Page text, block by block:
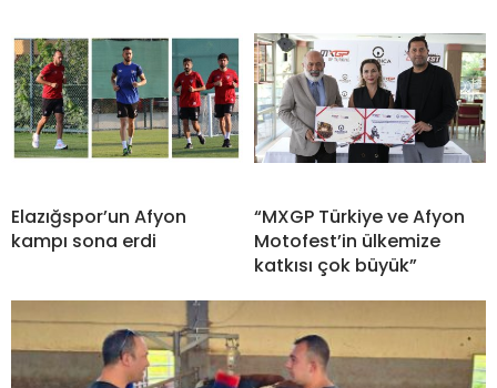
Elazığspor’un Afyon
kampı sona erdi
“MXGP Türkiye ve Afyon
Motofest’in ülkemize
katkısı çok büyük”